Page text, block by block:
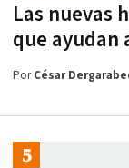
Las nuevas
que ayudan
PorCésar